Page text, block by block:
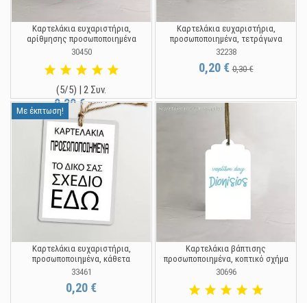
Καρτελάκια ευχαριστήρια,
αρίθμησης προσωποποιημένα
30450
(5/5) | 2 Συν.
0,20 €0,30 €
Καρτελάκια ευχαριστήρια,
προσωποποιημένα, τετράγωνα
32238
0,20 €0,30 €
Με έκπτωση!
Καρτελάκια ευχαριστήρια,
προσωποποιημένα, κάθετα
33461
0,20 €
Καρτελάκια βάπτισης
προσωποποιημένα, κοπτικό σχήμα
30696